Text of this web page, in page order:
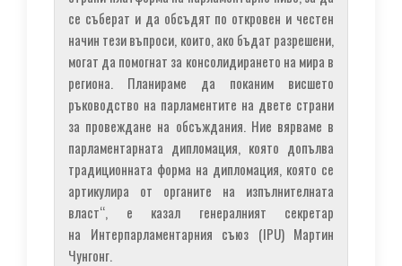
се съберат и да обсъдят по откровен и честен
начин тези въпроси, които, ако бъдат разрешени,
могат да помогнат за консолидирането на мира в
региона. Планираме да поканим висшето
ръководство на парламентите на двете страни
за провеждане на обсъждания. Ние вярваме в
парламентарната дипломация, която допълва
традиционната форма на дипломация, която се
артикулира от органите на изпълнителната
власт“, ​​е казал генералният секретар
на Интерпарламентарния съюз (IPU) Мартин
Чунгонг.